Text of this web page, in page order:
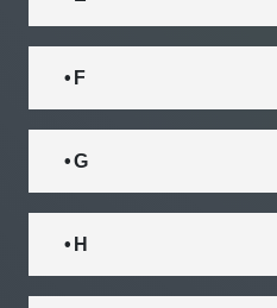
• F
• G
• H